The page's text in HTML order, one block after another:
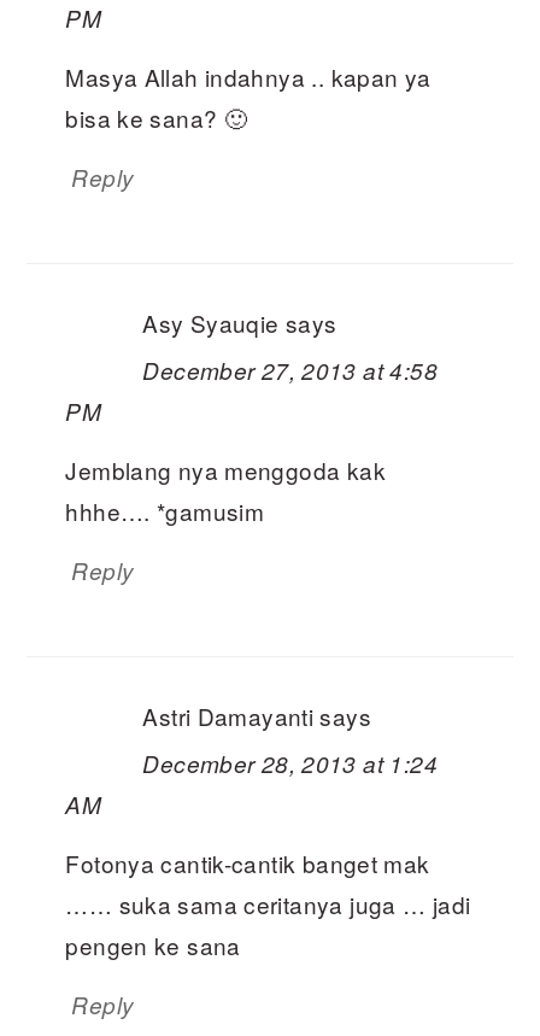
PM
Masya Allah indahnya .. kapan ya
bisa ke sana? 🙂
Reply
Asy Syauqie says
December 27, 2013 at 4:58
PM
Jemblang nya menggoda kak
hhhe…. *gamusim
Reply
Astri Damayanti says
December 28, 2013 at 1:24
AM
Fotonya cantik-cantik banget mak
…… suka sama ceritanya juga … jadi
pengen ke sana
Reply